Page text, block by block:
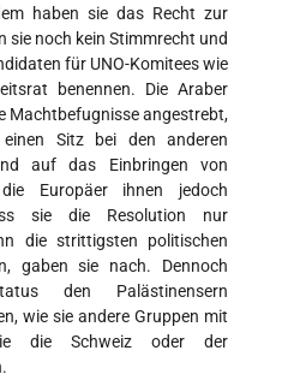
haben sie das Recht zur
sie noch kein Stimmrecht und
für UNO-Komitees wie
benennen. Die Araber
Machtbefugnisse angestrebt,
Sitz bei den anderen
auf das Einbringen von
Europäer ihnen jedoch
sie die Resolution nur
die strittigsten politischen
gaben sie nach. Dennoch
den Palästinensern
wie sie andere Gruppen mit
die Schweiz oder der